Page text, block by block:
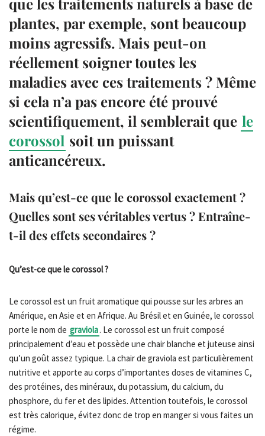
plantes, par exemple, sont beaucoup
moins agressifs. Mais peut-on
réellement soigner toutes les
maladies avec ces traitements ? Même
si cela n’a pas encore été prouvé
scientifiquement, il semblerait que le
corossol soit un puissant
anticancéreux.
Mais qu’est-ce que le corossol exactement ?
Quelles sont ses véritables vertus ? Entraîne-
t-il des effets secondaires ?
Qu’est-ce que le corossol ?
Le corossol est un fruit aromatique qui pousse sur les arbres an
Amérique, en Asie et en Afrique. Au Brésil et en Guinée, le corossol
porte le nom de graviola. Le corossol est un fruit composé
principalement d’eau et possède une chair blanche et juteuse ainsi
qu’un goût assez typique. La chair de graviola est particulièrement
nutritive et apporte au corps d’importantes doses de vitamines C,
des protéines, des minéraux, du potassium, du calcium, du
phosphore, du fer et des lipides. Attention toutefois, le corossol
est très calorique, évitez donc de trop en manger si vous faites un
régime.